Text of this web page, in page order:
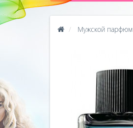
Мужской парфюм